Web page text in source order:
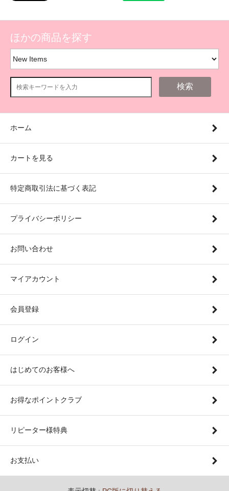
ほかの商品を探す
検索
ホーム
カートを見る
特定商取引法に基づく表記
プライバシーポリシー
お問い合わせ
マイアカウント
会員登録
ログイン
はじめてのお客様へ
お得なポイントクラブ
リピーター様特典
お支払い